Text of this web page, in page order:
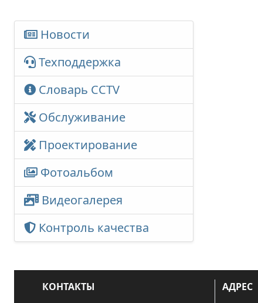
Новости
Техподдержка
Словарь CCTV
Обслуживание
Проектирование
Фотоальбом
Видеогалерея
Контроль качества
КОНТАКТЫ АДРЕС